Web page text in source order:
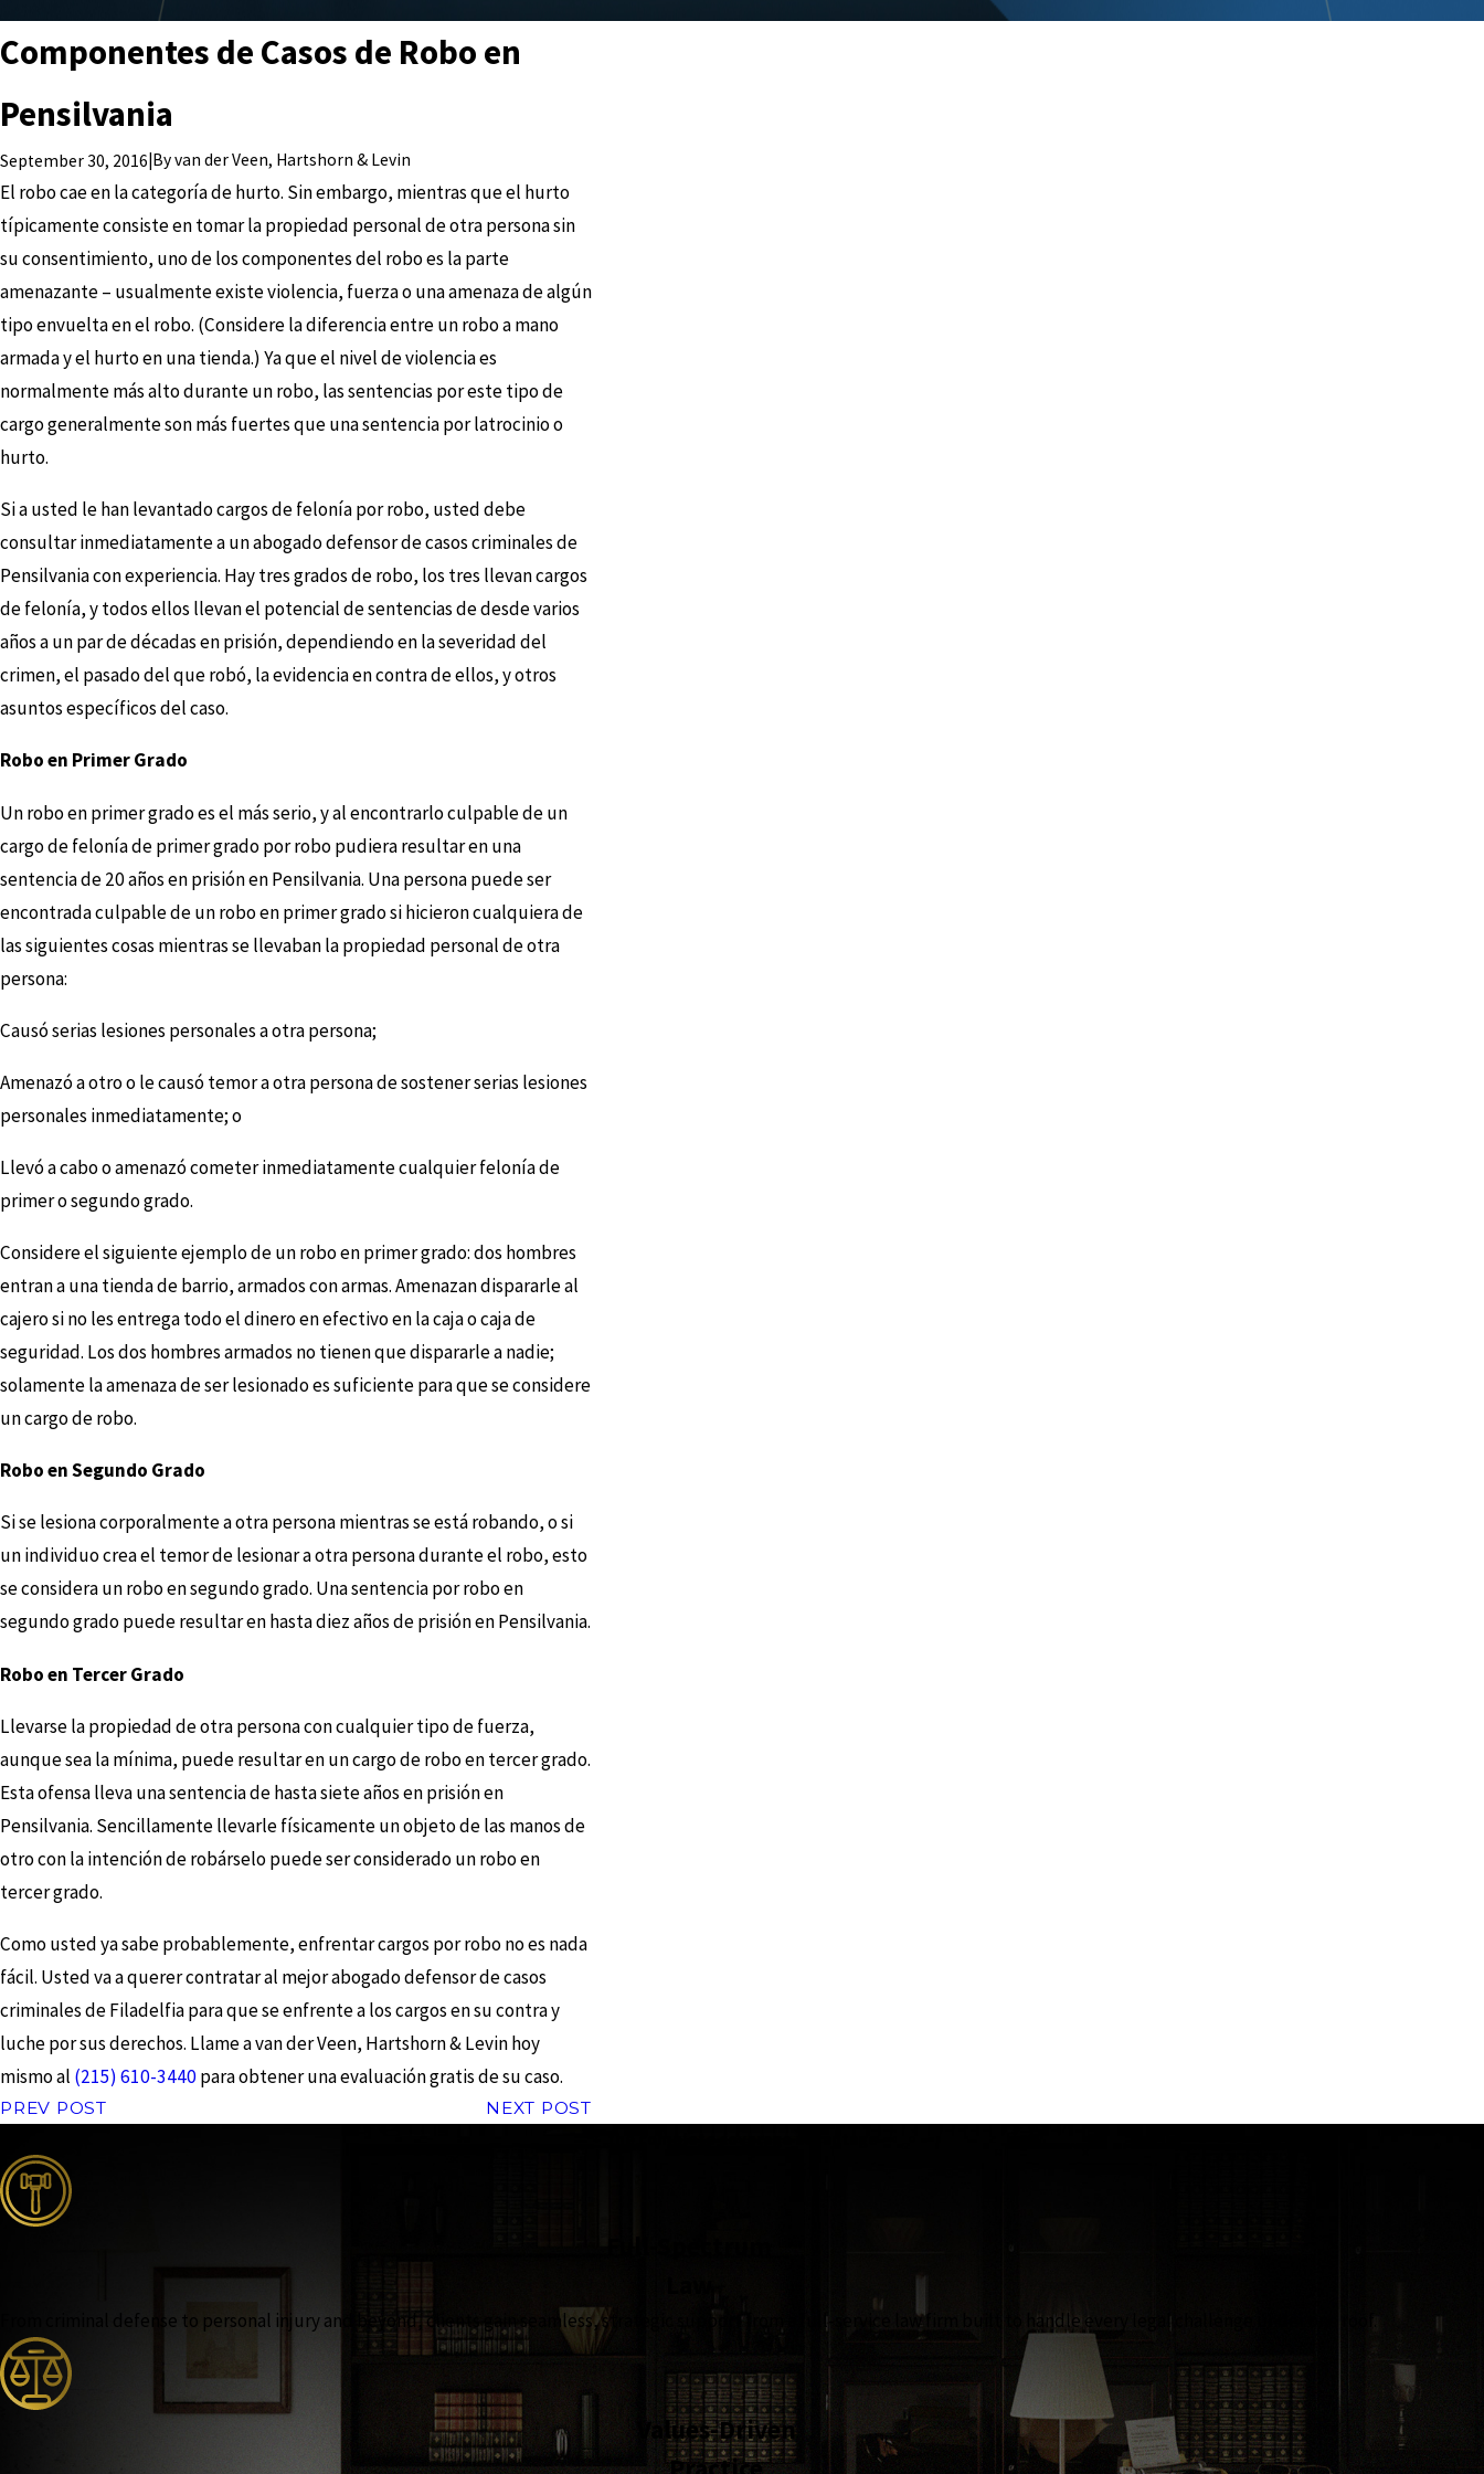
Componentes de Casos de Robo en
Pensilvania
September 30, 2016 Byvan der Veen, Hartshorn & Levin
El robo cae en la categoría de hurto. Sin embargo, mientras que el hurto
típicamente consiste en tomar la propiedad personal de otra persona sin
su consentimiento, uno de los componentes del robo es la parte
amenazante – usualmente existe violencia, fuerza o una amenaza de algún
tipo envuelta en el robo. (Considere la diferencia entre un robo a mano
armada y el hurto en una tienda.) Ya que el nivel de violencia es
normalmente más alto durante un robo, las sentencias por este tipo de
cargo generalmente son más fuertes que una sentencia por latrocinio o
hurto.
Si a usted le han levantado cargos de felonía por robo, usted debe
consultar inmediatamente a un abogado defensor de casos criminales de
Pensilvania con experiencia. Hay tres grados de robo, los tres llevan cargos
de felonía, y todos ellos llevan el potencial de sentencias de desde varios
años a un par de décadas en prisión, dependiendo en la severidad del
crimen, el pasado del que robó, la evidencia en contra de ellos, y otros
asuntos específicos del caso.
Robo en Primer Grado
Un robo en primer grado es el más serio, y al encontrarlo culpable de un
cargo de felonía de primer grado por robo pudiera resultar en una
sentencia de 20 años en prisión en Pensilvania. Una persona puede ser
encontrada culpable de un robo en primer grado si hicieron cualquiera de
las siguientes cosas mientras se llevaban la propiedad personal de otra
persona:
Causó serias lesiones personales a otra persona;
Amenazó a otro o le causó temor a otra persona de sostener serias lesiones
personales inmediatamente; o
Llevó a cabo o amenazó cometer inmediatamente cualquier felonía de
primer o segundo grado.
Considere el siguiente ejemplo de un robo en primer grado: dos hombres
entran a una tienda de barrio, armados con armas. Amenazan dispararle al
cajero si no les entrega todo el dinero en efectivo en la caja o caja de
seguridad. Los dos hombres armados no tienen que dispararle a nadie;
solamente la amenaza de ser lesionado es suficiente para que se considere
un cargo de robo.
Robo en Segundo Grado
Si se lesiona corporalmente a otra persona mientras se está robando, o si
un individuo crea el temor de lesionar a otra persona durante el robo, esto
se considera un robo en segundo grado. Una sentencia por robo en
segundo grado puede resultar en hasta diez años de prisión en Pensilvania.
Robo en Tercer Grado
Llevarse la propiedad de otra persona con cualquier tipo de fuerza,
aunque sea la mínima, puede resultar en un cargo de robo en tercer grado.
Esta ofensa lleva una sentencia de hasta siete años en prisión en
Pensilvania. Sencillamente llevarle físicamente un objeto de las manos de
otro con la intención de robárselo puede ser considerado un robo en
tercer grado.
Como usted ya sabe probablemente, enfrentar cargos por robo no es nada
fácil. Usted va a querer contratar al mejor abogado defensor de casos
criminales de Filadelfia para que se enfrente a los cargos en su contra y
luche por sus derechos. Llame a van der Veen, Hartshorn & Levin hoy
mismo al (215) 610-3440para obtener una evaluación gratis de su caso.
PREV POST
NEXT POST
From criminal defense to personal injury and beyond, clients gain seamless, strategic support from a full-service law firm built to handle every legal challenge under one roof.
Values-Driven